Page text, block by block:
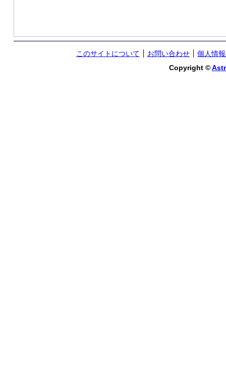
このサイトについて お問い合わせ
個人情
Copyright ©